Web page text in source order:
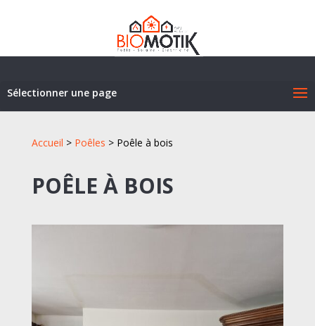
Sélectionner une page
Accueil > Poêles > Poêle à bois
POÊLE À BOIS